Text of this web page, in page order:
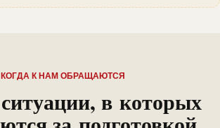
КОГДА К НАМ ОБРАЩАЮТСЯ
в которых